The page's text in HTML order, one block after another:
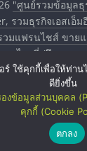
"ศูนย์รวมข้อมูลธุ
รวมธุรกิจเอสเอ็
วมแฟรนไชส์ ขาย
นไว, ที่ปรึกษากา
นไชส์ พร้อมทำเ
าระบบแฟรนไชส์"
ร์ ใช้คุกกี้เพื่อให้ท่า
ดียิ่งขึ้น
งข้อมูลส่วนบุคคล
คุกกี้ (Cookie
ตกลง